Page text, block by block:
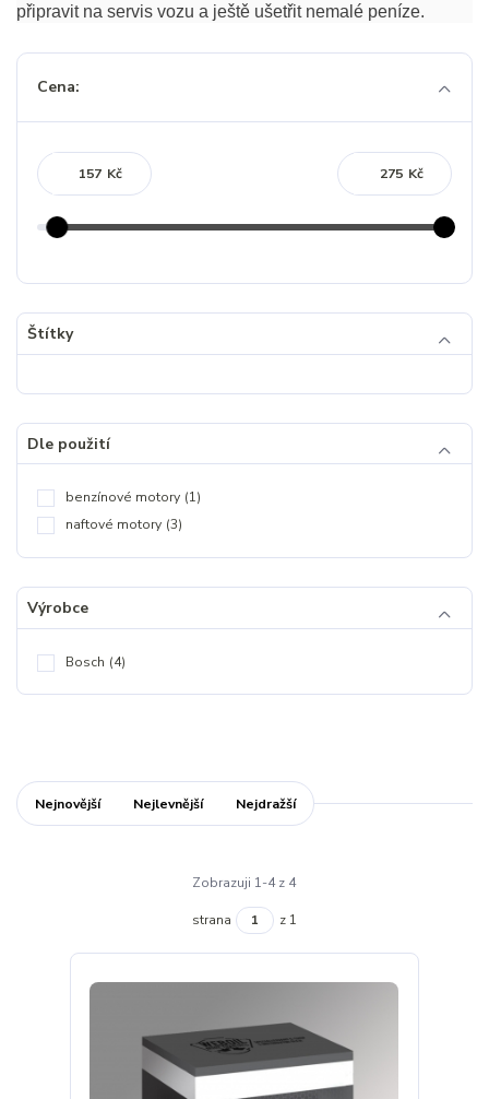
připravit na servis vozu a ještě ušetřit nemalé peníze.
Cena:
Kč Kč
Štítky
Dle použití
benzínové motory (1)
naftové motory (3)
Výrobce
Bosch (4)
Nejnovější Nejlevnější Nejdražší
Zobrazuji 1-4 z 4
strana z 1